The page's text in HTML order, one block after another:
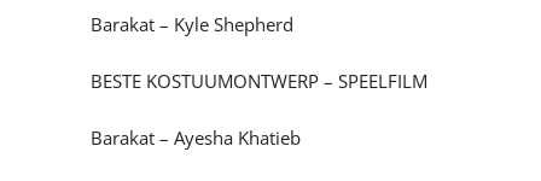
Barakat – Kyle Shepherd
BESTE KOSTUUMONTWERP – SPEELFILM
Barakat – Ayesha Khatieb